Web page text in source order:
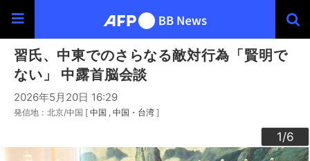
習氏、中東でのさらなる敵対行為「賢明で
ない」 中露首脳会談
2026年5月20日 16:29
発信地：北京/中国 [ 中国 中国・台湾 ]
1/6
2/6
3/6
4/6
5/6
6/6